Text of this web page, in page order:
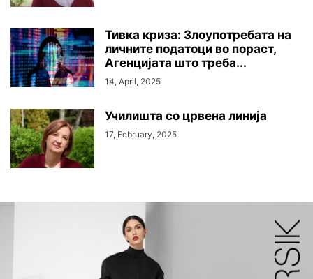
Тивка криза: Злоупотребата на
личните податоци во пораст,
Агенцијата што треба...
14, April, 2025
Училишта со црвена линија
17, February, 2025